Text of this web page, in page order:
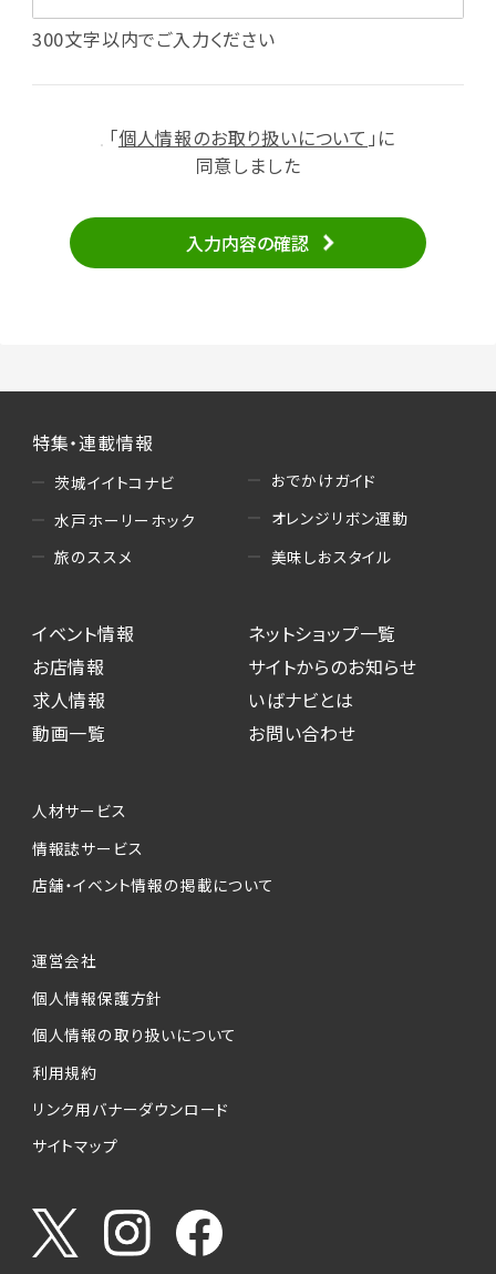
・投稿したクチコミ情報、写真の本サービスへの
・メールマガジン、お知らせ、広告等の配信
（2）ユーザーからのお問い合わせへの対応
せの内容確認、返答
・当サービスの品質改善
・読者プレゼント、アンケート等、当サービスが実
施するキャンペーンの抽選、当選者への連絡及
び発送 ・ユーザーの趣向や属性情報等の分析
（5）広告主への問い合わせ・応募等への対応
・本サービスを通じて求人広告に応募した際の
選考に関する連絡
・本サービスを通じて店舗への来店予約を登録
した際の内容確認、返答
本サービスが収集する個人情報は、ご本人の意
ービスの実施にあたりそれぞれ必要となる項目
を入力いただかない場合は、各々のサービスを
個人情報の第三者への提供について
当社は、以下の提供先に対して個人情報を提供
します。
(1)お客様が求人応募フォームより個人情報を
送信した事業主（広告主）への提供
お客様が求職活動・応募等を行った企業による
うやりとり・情報提供（採否・合否の検討を含み
ます）
300文字以内でご入力ください
「個人情報のお取り扱いについて 」に
同意しました
入力内容の確認
特集・連載情報
茨城イイトコナビ
水戸ホーリーホック
旅のススメ
おでかけガイド
オレンジリボン運動
美味しおスタイル
イベント情報
お店情報
求人情報
動画一覧
ネットショップ一覧
サイトからのお知らせ
いばナビとは
お問い合わせ
人材サービス
情報誌サービス
店舗・イベント情報の掲載について
運営会社
個人情報保護方針
個人情報の取り扱いについて
利用規約
リンク用バナーダウンロード
サイトマップ